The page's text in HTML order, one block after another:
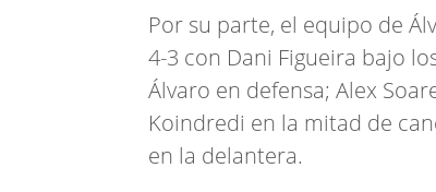
Por su parte, el equipo de
4-3 con Dani Figueira bajo
Álvaro en defensa; Alex
Koindredi en la mitad de
en la delantera.